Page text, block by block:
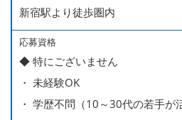
＜給与モデル＞
450万円／社員（20代・入社1年
ー持ち）
490万円／店長代理（20代・入社
ラブラブな新婚さん）
新宿駅より徒歩圏内
応募資格
◆ 特にございません
・ 未経験OK
・ 学歴不問（10～30代の若手が